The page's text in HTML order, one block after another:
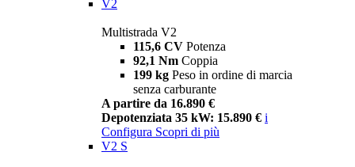
V2
Multistrada V2
115,6 CV Potenza
92,1 Nm Coppia
199 kg Peso in ordine di marcia
senza carburante
A partire da 16.890 €
Depotenziata 35 kW: 15.890 € i
Configura Scopri di più
V2 S